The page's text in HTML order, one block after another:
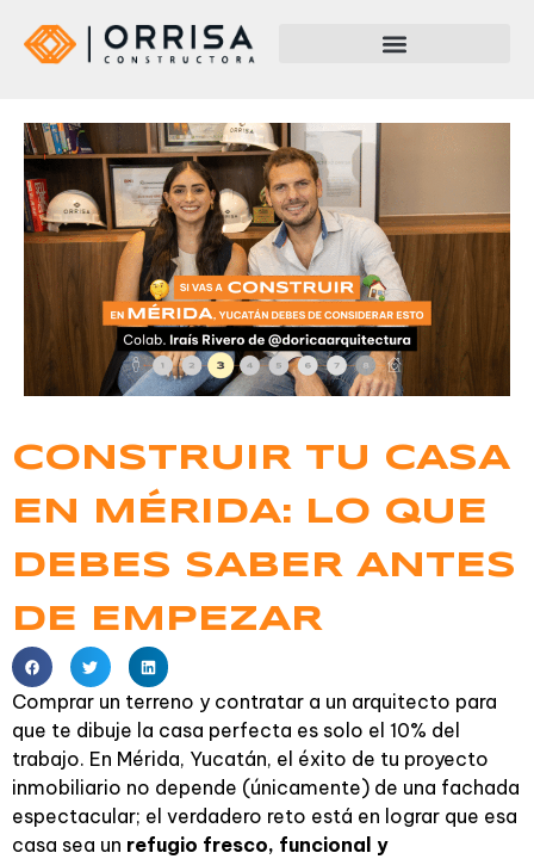
CONSTRUIR TU CASA
EN MÉRIDA: LO QUE
DEBES SABER ANTES
DE EMPEZAR
Comprar un terreno y contratar a un arquitecto para
que te dibuje la casa perfecta es solo el 10% del
trabajo. En Mérida, Yucatán, el éxito de tu proyecto
inmobiliario no depende (únicamente) de una fachada
espectacular; el verdadero reto está en lograr que esa
casa sea un refugio fresco, funcional y